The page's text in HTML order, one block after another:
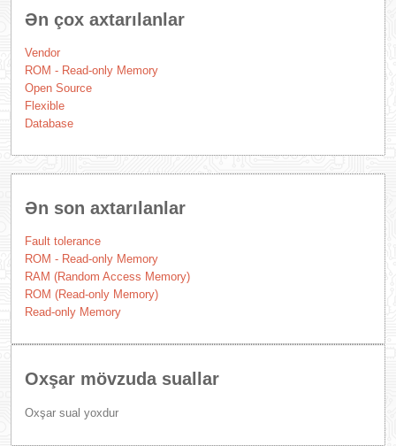
Ən çox axtarılanlar
Vendor
ROM - Read-only Memory
Open Source
Flexible
Database
Ən son axtarılanlar
Fault tolerance
ROM - Read-only Memory
RAM (Random Access Memory)
ROM (Read-only Memory)
Read-only Memory
Oxşar mövzuda suallar
Oxşar sual yoxdur